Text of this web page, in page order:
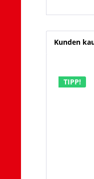
Kunden
TIPP!